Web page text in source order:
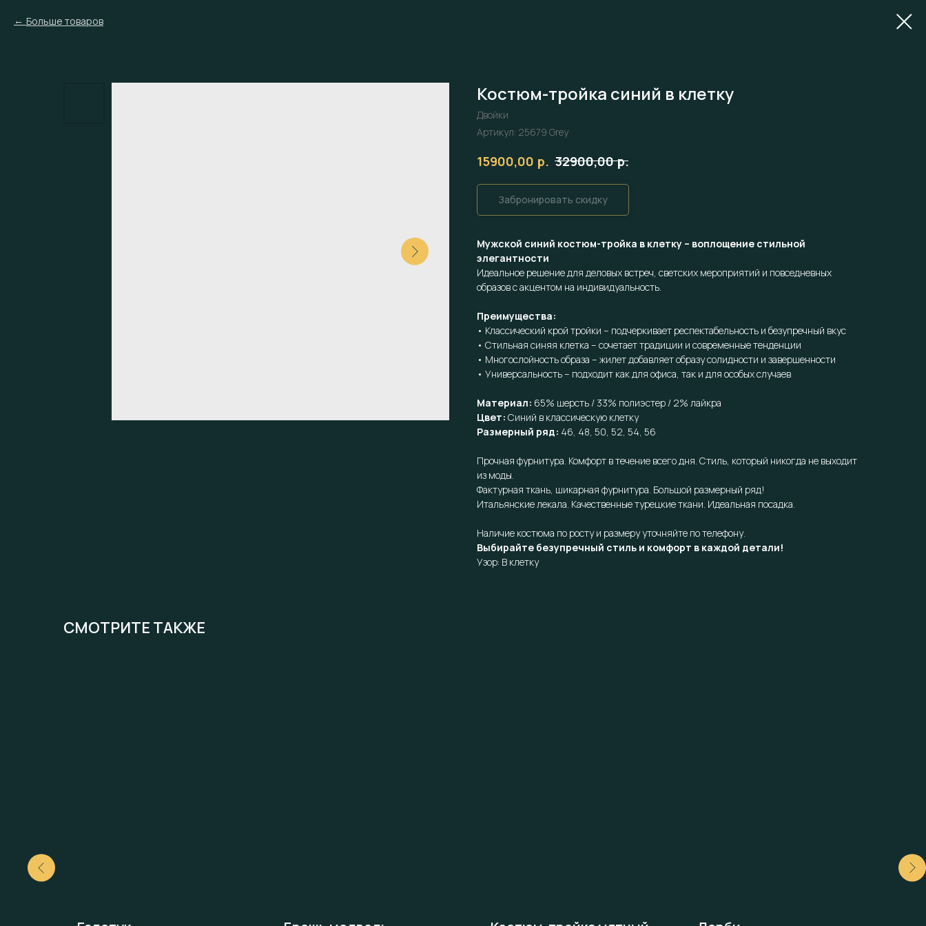
Больше товаров
Костюм-тройка синий в клетку
Двойки
Артикул: 25679 Grey
15900,00 р. 32900,00 р.
Забронировать скидку
Мужской синий костюм-тройка в клетку – воплощение стильной
элегантности
Идеальное решение для деловых встреч, светских мероприятий и повседневных
образов с акцентом на индивидуальность.
Преимущества:
• Классический крой тройки – подчеркивает респектабельность и безупречный вкус
• Стильная синяя клетка – сочетает традиции и современные тенденции
• Многослойность образа – жилет добавляет образу солидности и завершенности
• Универсальность – подходит как для офиса, так и для особых случаев
Материал: 65% шерсть / 33% полиэстер / 2% лайкра
Цвет: Синий в классическую клетку
Размерный ряд: 46, 48, 50, 52, 54, 56
Прочная фурнитура. Комфорт в течение всего дня. Стиль, который никогда не выходит
из моды.
Фактурная ткань, шикарная фурнитура. Большой размерный ряд!
Итальянские лекала. Качественные турецкие ткани. Идеальная посадка.
Наличие костюма по росту и размеру уточняйте по телефону.
Выбирайте безупречный стиль и комфорт в каждой детали!
Узор: В клетку
СМОТРИТЕ ТАКЖЕ